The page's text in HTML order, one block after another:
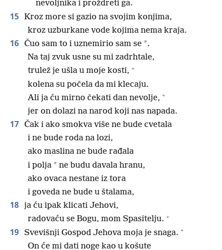
nevoljnika i proždreti ga.
15 Kroz more si gazio na svojim konjima,
kroz uzburkane vode kojima nema kraja.
16 Čuo sam to i uznemirio sam se *.
Na taj zvuk usne su mi zadrhtale,
trulež je ušla u moje kosti, +
kolena su počela da mi klecaju.
Ali ja ću mirno čekati dan nevolje, +
jer on dolazi na narod koji nas napada.
17 Čak i ako smokva više ne bude cvetala
i ne bude roda na lozi,
ako maslina ne bude rađala
i polja * ne budu davala hranu,
ako ovaca nestane iz tora
i goveda ne bude u štalama,
18 ja ću ipak klicati Jehovi,
radovaću se Bogu, mom Spasitelju. +
19 Svevišnji Gospod Jehova moja je snaga. +
On će mi dati noge kao u košute